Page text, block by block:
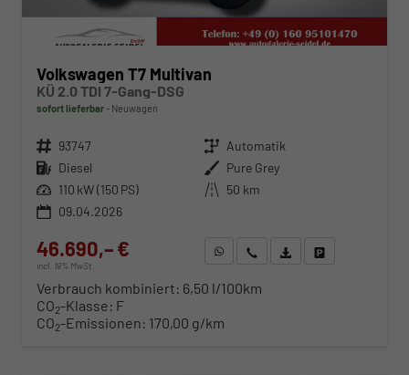
Volkswagen T7 Multivan
KÜ 2.0 TDI 7-Gang-DSG
sofort lieferbar Neuwagen
Fahrzeugnr. 93747 Getriebe Automatik
Kraftstoff Diesel Außenfarbe Pure Grey
Leistung 110 kW (150 PS) Kilometerstand 50 km
09.04.2026
46.690,– €
incl. 19% MwSt.
WhatsApp anfragen
Wir rufen Sie anFahrzeugexposé (PDF)
Verbrauch kombiniert: 6,50 l/100km
CO2-Klasse: F
CO2-Emissionen: 170,00 g/km